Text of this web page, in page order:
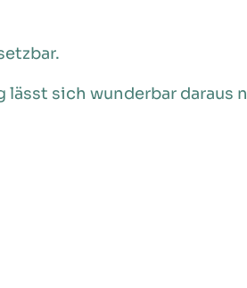
sich wunderbar daraus